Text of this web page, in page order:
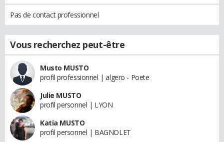
Pas de contact professionnel
Vous recherchez peut-être
Musto MUSTO
profil professionnel | algero - Poete
Julie MUSTO
profil personnel | LYON
Katia MUSTO
profil personnel | BAGNOLET